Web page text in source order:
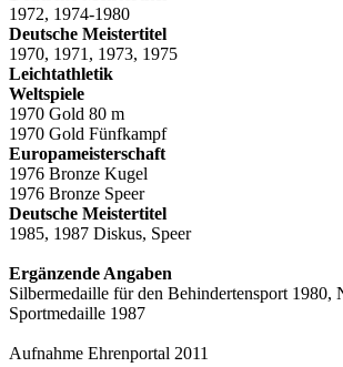
1972, 1974-1980
Deutsche Meistertitel
1970, 1971, 1973, 1975
Leichtathletik
Weltspiele
1970 Gold 80 m
1970 Gold Fünfkampf
Europameisterschaft
1976 Bronze Kugel
1976 Bronze Speer
Deutsche Meistertitel
1985, 1987 Diskus, Speer
Ergänzende Angaben
Silbermedaille für den Behindertensport 1980,
Sportmedaille 1987
Aufnahme Ehrenportal 2011